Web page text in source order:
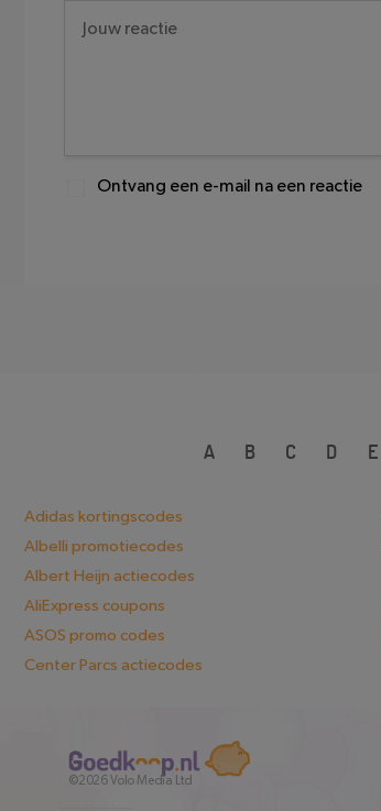
Ontvang een e-mail na een reactie
A B C D E
Adidas kortingscodes
Albelli promotiecodes
Albert Heijn actiecodes
AliExpress coupons
ASOS promo codes
Center Parcs actiecodes
©2026 Volo Media Ltd